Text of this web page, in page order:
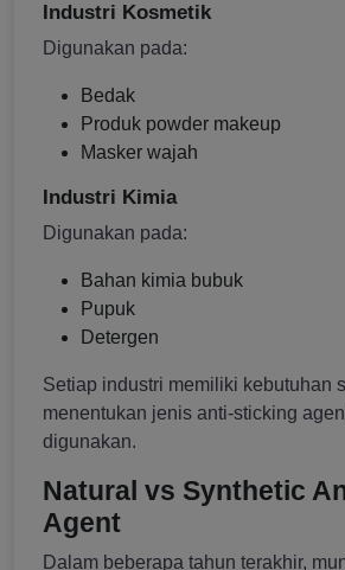
Industri Kosmetik
Digunakan pada:
Bedak
Produk powder makeup
Masker wajah
Industri Kimia
Digunakan pada:
Bahan kimia bubuk
Pupuk
Detergen
Setiap industri memiliki kebutuhan
menentukan jenis anti-sticking
digunakan.
Natural vs Synthetic
Agent
Dalam beberapa tahun terakhir,